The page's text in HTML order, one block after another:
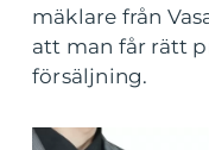
mäklare från
att man får rätt
försäljning.